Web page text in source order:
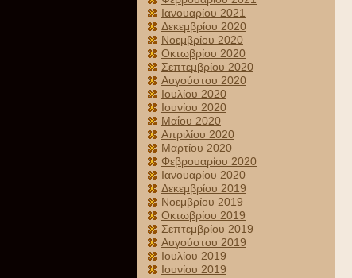
Ιανουαρίου 2021
Δεκεμβρίου 2020
Νοεμβρίου 2020
Οκτωβρίου 2020
Σεπτεμβρίου 2020
Αυγούστου 2020
Ιουλίου 2020
Ιουνίου 2020
Μαΐου 2020
Απριλίου 2020
Μαρτίου 2020
Φεβρουαρίου 2020
Ιανουαρίου 2020
Δεκεμβρίου 2019
Νοεμβρίου 2019
Οκτωβρίου 2019
Σεπτεμβρίου 2019
Αυγούστου 2019
Ιουλίου 2019
Ιουνίου 2019